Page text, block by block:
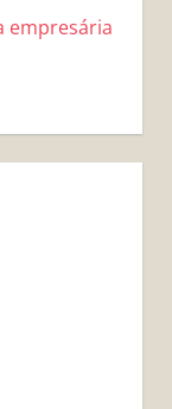
empresária